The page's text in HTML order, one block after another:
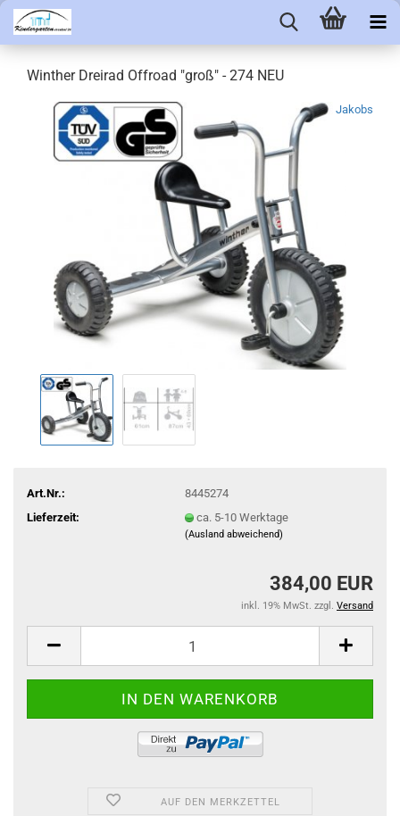
Winther Dreirad Offroad "groß" - 274 NEU
Jakobs
Art.Nr.:
8445274
Lieferzeit:
ca. 5-10 Werktage
(Ausland abweichend)
384,00 EUR
inkl. 19% MwSt. zzgl. Versand
AUF DEN MERKZETTEL